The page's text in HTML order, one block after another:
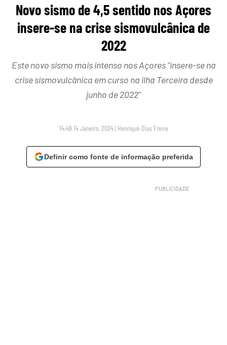
Novo sismo de 4,5 sentido nos Açores
insere-se na crise sismovulcânica de
2022
Este novo sismo mais intenso nos Açores “insere-se na
crise sismovulcânica em curso na ilha Terceira desde
junho de 2022”
14:49 14 Janeiro, 2024 | Henrique Dias Freire
Definir como fonte de informação preferida